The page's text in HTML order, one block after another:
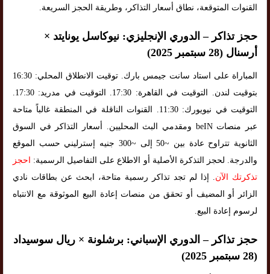
القنوات المتوقعة، نطاق أسعار التذاكر، وطريقة الحجز السريعة.
حجز تذاكر – الدوري الإنجليزي: نيوكاسل يونايتد ×
أرسنال (28 سبتمبر 2025)
المباراة على استاد سانت جيمس بارك. توقيت الانطلاق المحلي: 16:30
بتوقيت لندن. التوقيت في القاهرة: 17:30. التوقيت في مدريد: 17:30.
التوقيت في نيويورك: 11:30. القنوات الناقلة في المنطقة غالباً متاحة
عبر منصات beIN ومقدمي البث المحليين. أسعار التذاكر في السوق
الثانوية تتراوح عادة بين ~50 إلى ~300 جنيه إسترليني حسب الموقع
والدرجة. لحجز التذكرة الأصلية أو الاطلاع على التفاصيل الرسمية:
احجز
تذكرتك الآن. إذا لم تجد تذاكر رسمية متاحة، ابحث عن بطاقات نادي
الزائر أو المضيف أو تحقق من منصات إعادة البيع الموثوقة مع الانتباه
لرسوم إعادة البيع.
حجز تذاكر – الدوري الإسباني: برشلونة × ريال سوسيداد
(28 سبتمبر 2025)